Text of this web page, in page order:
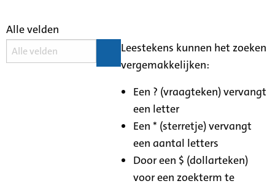
Alle velden
Leestekens kunnen het zoeken
vergemakkelijken:
Een ? (vraagteken) vervangt
een letter
Een * (sterretje) vervangt
een aantal letters
Door een $ (dollarteken)
voor een zoekterm te